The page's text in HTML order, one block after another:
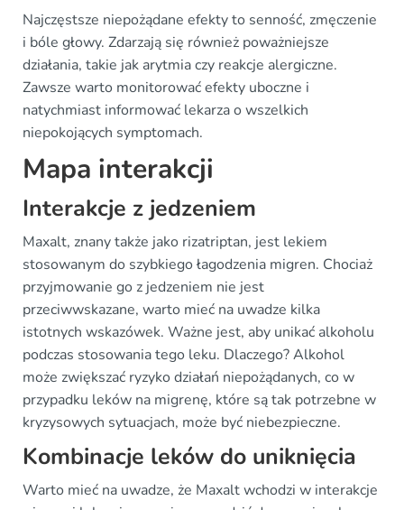
Najczęstsze niepożądane efekty to senność, zmęczenie
i bóle głowy. Zdarzają się również poważniejsze
działania, takie jak arytmia czy reakcje alergiczne.
Zawsze warto monitorować efekty uboczne i
natychmiast informować lekarza o wszelkich
niepokojących symptomach.
Mapa interakcji
Interakcje z jedzeniem
Maxalt, znany także jako rizatriptan, jest lekiem
stosowanym do szybkiego łagodzenia migren. Chociaż
przyjmowanie go z jedzeniem nie jest
przeciwwskazane, warto mieć na uwadze kilka
istotnych wskazówek. Ważne jest, aby unikać alkoholu
podczas stosowania tego leku. Dlaczego? Alkohol
może zwiększać ryzyko działań niepożądanych, co w
przypadku leków na migrenę, które są tak potrzebne w
kryzysowych sytuacjach, może być niebezpieczne.
Kombinacje leków do uniknięcia
Warto mieć na uwadze, że Maxalt wchodzi w interakcje